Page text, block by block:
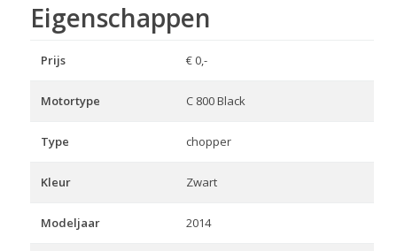
Eigenschappen
Prijs € 0,-
Motortype C 800 Black
Type chopper
Kleur Zwart
Modeljaar 2014